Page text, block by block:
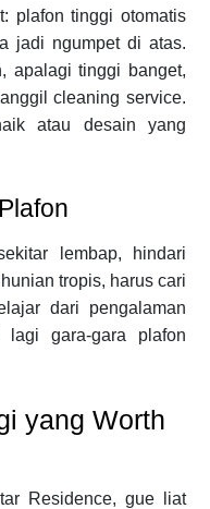
plafon tinggi otomatis
jadi ngumpet di atas.
apalagi tinggi banget,
cleaning service.
atau desain yang
lembap, hindari
tropis, harus cari
dari pengalaman
lagi gara-gara plafon
yang Worth
Residence, gue liat